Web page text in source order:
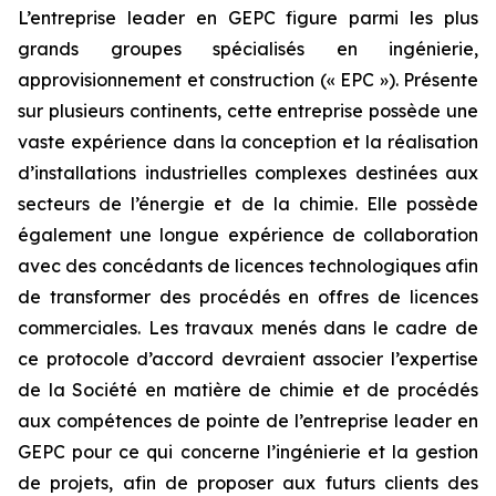
L’entreprise leader en GEPC figure parmi les plus
grands groupes spécialisés en ingénierie,
approvisionnement et construction (« EPC »). Présente
sur plusieurs continents, cette entreprise possède une
vaste expérience dans la conception et la réalisation
d’installations industrielles complexes destinées aux
secteurs de l’énergie et de la chimie. Elle possède
également une longue expérience de collaboration
avec des concédants de licences technologiques afin
de transformer des procédés en offres de licences
commerciales. Les travaux menés dans le cadre de
ce protocole d’accord devraient associer l’expertise
de la Société en matière de chimie et de procédés
aux compétences de pointe de l’entreprise leader en
GEPC pour ce qui concerne l’ingénierie et la gestion
de projets, afin de proposer aux futurs clients des